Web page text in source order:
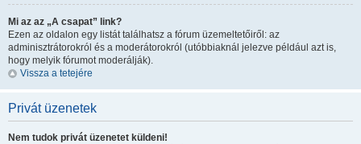
Mi az az „A csapat” link?
Ezen az oldalon egy listát találhatsz a fórum üzemeltetőiről: az
adminisztrátorokról és a moderátorokról (utóbbiaknál jelezve például azt is,
hogy melyik fórumot moderálják).
Vissza a tetejére
Privát üzenetek
Nem tudok privát üzenetet küldeni!